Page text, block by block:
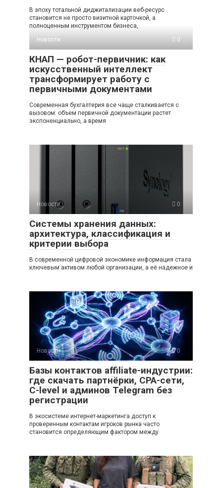
В эпоху тотальной диджитализации веб-ресурс
становится не просто визитной карточкой, а
полноценным инструментом бизнеса,
Новости
0
КНАП — робот-первичник: как
искусственный интеллект
трансформирует работу с
первичными документами
Современная бухгалтерия все чаще сталкивается с
вызовом: объем первичной документации растет
экспоненциально, а время
Новости 0
Системы хранения данных:
архитектура, классификация и
критерии выбора
В современной цифровой экономике информация стала
ключевым активом любой организации, а её надежное и
Новости 0
Базы контактов affiliate-индустрии:
где скачать партнёрки, CPA-сети,
C-level и админов Telegram без
регистрации
В экосистеме интернет-маркетинга доступ к
проверенным контактам игроков рынка часто
становится определяющим фактором между